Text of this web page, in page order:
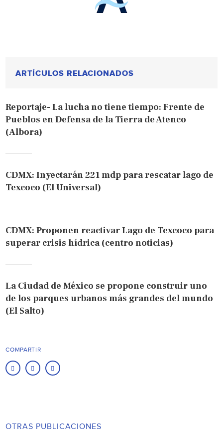
ARTÍCULOS RELACIONADOS
Reportaje- La lucha no tiene tiempo: Frente de
Pueblos en Defensa de la Tierra de Atenco
(Albora)
CDMX: Inyectarán 221 mdp para rescatar lago de
Texcoco (El Universal)
CDMX: Proponen reactivar Lago de Texcoco para
superar crisis hídrica (centro noticias)
La Ciudad de México se propone construir uno
de los parques urbanos más grandes del mundo
(El Salto)
COMPARTIR
OTRAS PUBLICACIONES